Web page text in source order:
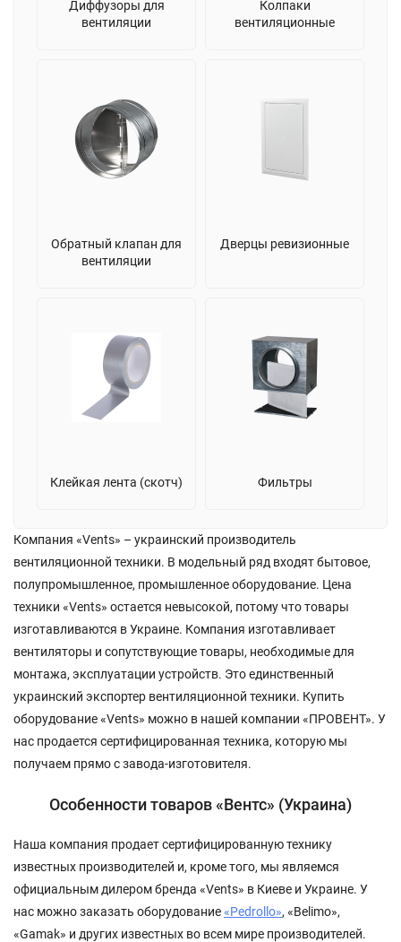
Диффузоры для
вентиляции
Колпаки
вентиляционные
Обратный клапан для
вентиляции
Дверцы ревизионные
Клейкая лента (скотч) Фильтры
Компания «Vents» – украинский производитель
вентиляционной техники. В модельный ряд входят бытовое,
полупромышленное, промышленное оборудование. Цена
техники «Vents» остается невысокой, потому что товары
изготавливаются в Украине. Компания изготавливает
вентиляторы и сопутствующие товары, необходимые для
монтажа, эксплуатации устройств. Это единственный
украинский экспортер вентиляционной техники. Купить
оборудование «Vents» можно в нашей компании «ПРОВЕНТ». У
нас продается сертифицированная техника, которую мы
получаем прямо с завода-изготовителя.
Особенности товаров «Вентс» (Украина)
Наша компания продает сертифицированную технику
известных производителей и, кроме того, мы являемся
официальным дилером бренда «Vents» в Киеве и Украине. У
нас можно заказать оборудование«Pedrollo», «Belimo»,
«Gamak» и других известных во всем мире производителей.